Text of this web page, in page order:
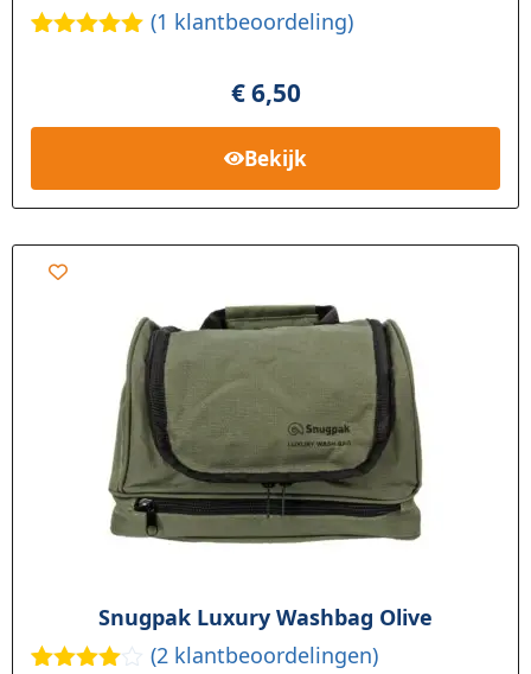
op
(1 klantbeoordeling)
€6,50
Bekijk
Snugpak Luxury Washbag Olive
(2 klantbeoordelingen)